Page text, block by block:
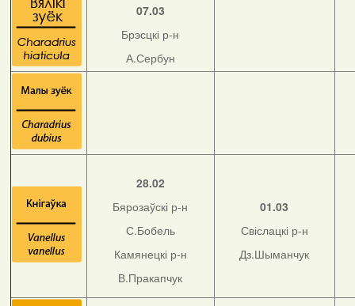
07.03
Брэсцкі р-н
А.Сербун
28.02
Бярозаўскі р-н
С.Бобель
Камянецкі р-н
В.Пракапчук
01.03
Свіслацкі р-н
Дз.Шыманчук